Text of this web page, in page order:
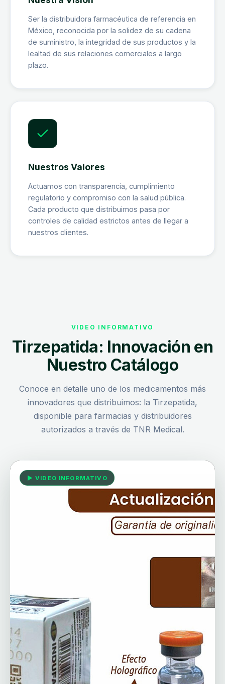
Ser la distribuidora farmacéutica de referencia en
México, reconocida por la solidez de su cadena
de suministro, la integridad de sus productos y la
lealtad de sus relaciones comerciales a largo
plazo.
Nuestros Valores
Actuamos con transparencia, cumplimiento
regulatorio y compromiso con la salud pública.
Cada producto que distribuimos pasa por
controles de calidad estrictos antes de llegar a
nuestros clientes.
VIDEO INFORMATIVO
Tirzepatida: Innovación en
Nuestro Catálogo
Conoce en detalle uno de los medicamentos más
innovadores que distribuimos: la Tirzepatida,
disponible para farmacias y distribuidores
autorizados a través de TNR Medical.
▶ VIDEO INFORMATIVO